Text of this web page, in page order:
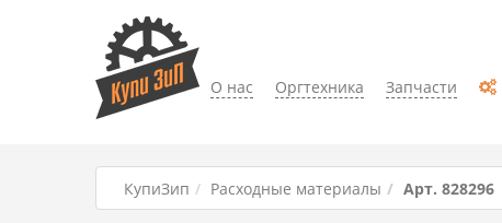
О нас Оргтехника Запчасти
КупиЗип Расходные материалы Арт. 828296